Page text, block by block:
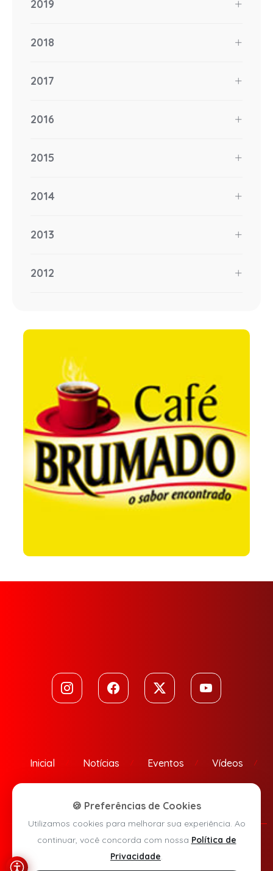
2019
2018
2017
2016
2015
2014
2013
2012
Inicial Notícias Eventos Vídeos
Política de Privacidade
🍪 Preferências de Cookies
Utilizamos cookies para melhorar sua experiência. Ao
continuar, você concorda com nossa Política de
Privacidade.